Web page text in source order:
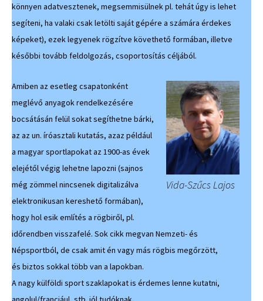
könnyen adatvesztenek, megsemmisülnek pl. tehát úgy is lehet
segíteni, ha valaki csak letölti saját gépére a számára érdekes
képeket), ezek legyenek rögzítve követhető formában, illetve
későbbi tovább feldolgozás, csoportosítás céljából.
Vida-Szűcs Lajos
Amiben az esetleg csapatonként
meglévő anyagok rendelkezésére
bocsátásán felül sokat segíthetne bárki,
az az un. íróasztali kutatás, azaz például
a magyar sportlapokat az 1900-as évek
elejétől végig lehetne lapozni (sajnos
még zömmel nincsenek digitalizálva
elektronikusan kereshető formában),
hogy hol esik említés a rögbiről, pl.
időrendben visszafelé. Sok cikk megvan Nemzeti- és
Népsportból, de csak amit én vagy más rögbis megőrzött,
és biztos sokkal több van a lapokban.
A nagy külföldi sport szaklapokat is érdemes lenne kutatni,